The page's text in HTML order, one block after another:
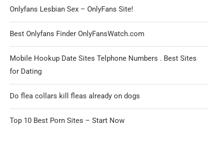
Onlyfans Lesbian Sex – OnlyFans Site!
Best Onlyfans Finder OnlyFansWatch.com
Mobile Hookup Date Sites Telphone Numbers . Best Sites
for Dating
Do flea collars kill fleas already on dogs
Top 10 Best Porn Sites – Start Now